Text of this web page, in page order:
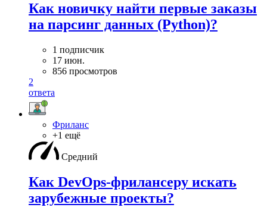
Как новичку найти первые заказы
на парсинг данных (Python)?
1 подписчик
17 июн.
856 просмотров
2
ответа
Фриланс
+1 ещё
Средний
Как DevOps-фрилансеру искать
зарубежные проекты?